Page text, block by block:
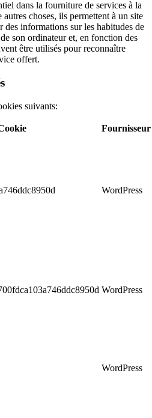
dans la fourniture de services à la
choses, ils permettent à un site
des informations sur les habitudes de
son ordinateur et, en fonction des
être utilisés pour reconnaître
offert.
suivants:
Fournisseur
WordPress
WordPress
WordPress